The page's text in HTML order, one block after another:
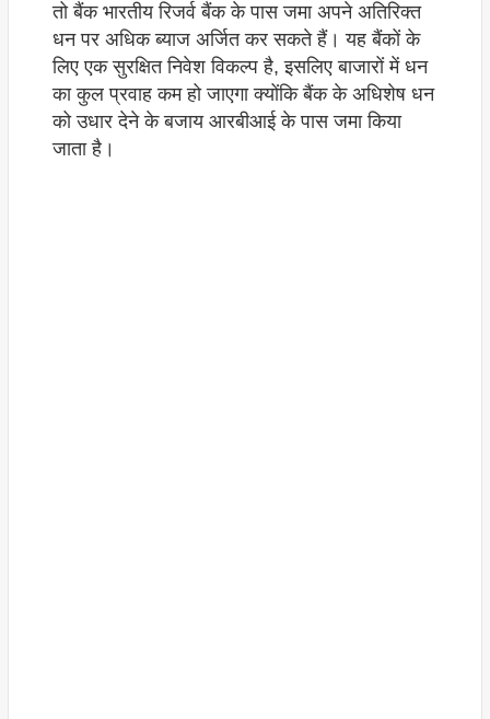
तो बैंक भारतीय रिजर्व बैंक के पास जमा अपने अतिरिक्त
धन पर अधिक ब्याज अर्जित कर सकते हैं। यह बैंकों के
लिए एक सुरक्षित निवेश विकल्प है, इसलिए बाजारों में धन
का कुल प्रवाह कम हो जाएगा क्योंकि बैंक के अधिशेष धन
को उधार देने के बजाय आरबीआई के पास जमा किया
जाता है।